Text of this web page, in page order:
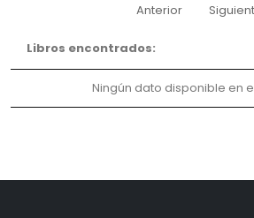
Anterior
Libros encontrados:
Ningún dato disponible en